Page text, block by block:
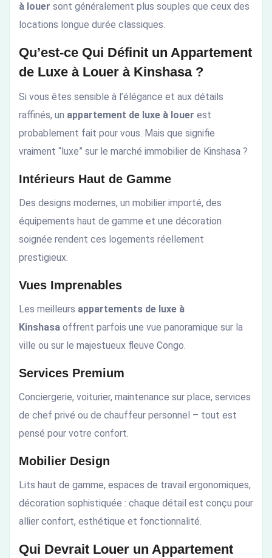
à louer sont généralement plus souples que ceux des
locations longue durée classiques.
Qu’est-ce Qui Définit un Appartement
de Luxe à Louer à Kinshasa ?
Si vous êtes sensible à l’élégance et aux détails
raffinés, un appartement de luxe à louer est
probablement fait pour vous. Mais que signifie
vraiment “luxe” sur le marché immobilier de Kinshasa ?
Intérieurs Haut de Gamme
Des designs modernes, un mobilier importé, des
équipements haut de gamme et une décoration
soignée rendent ces logements réellement
prestigieux.
Vues Imprenables
Les meilleurs appartements de luxe à
Kinshasa offrent parfois une vue panoramique sur la
ville ou sur le majestueux fleuve Congo.
Services Premium
Conciergerie, voiturier, maintenance sur place, services
de chef privé ou de chauffeur personnel – tout est
pensé pour votre confort.
Mobilier Design
Lits haut de gamme, espaces de travail ergonomiques,
décoration sophistiquée : chaque détail est conçu pour
allier confort, esthétique et fonctionnalité.
Qui Devrait Louer un Appartement